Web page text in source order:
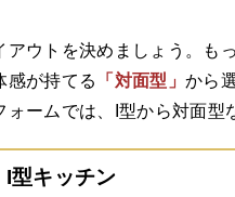
アウトを決めましょう。も
感が持てる
「対面型」から
ォームでは、I型から対面
I型キッチン